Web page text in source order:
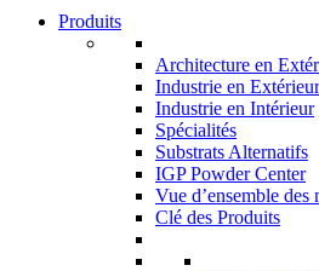
Produits
Architecture en
Industrie en Extérieur
Industrie en Intérieur
Spécialités
Substrats Alternatifs
IGP Powder Center
Vue d’ensemble des
Clé des Produits